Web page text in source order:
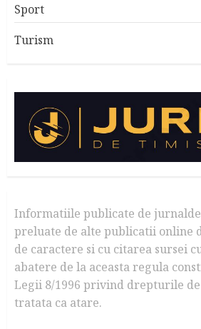
Sport
Turism
Informatiile publicate de
preluate de alte publicatii online
de caractere si cu citarea sursei
abatere de la aceasta regula
Legii 8/1996 privind drepturile
tratata ca atare.